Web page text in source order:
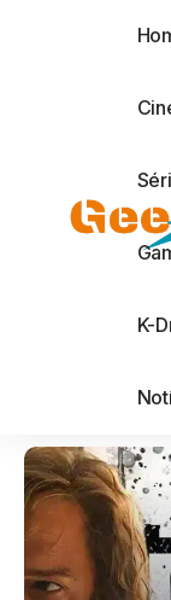
K-